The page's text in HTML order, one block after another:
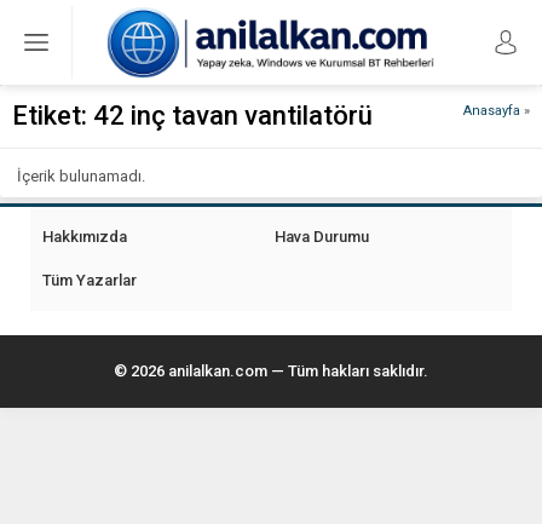
Anasayfa »
Etiket: 42 inç tavan vantilatörü
İçerik bulunamadı.
Hakkımızda Hava Durumu
Tüm Yazarlar
© 2026 anilalkan.com — Tüm hakları saklıdır.